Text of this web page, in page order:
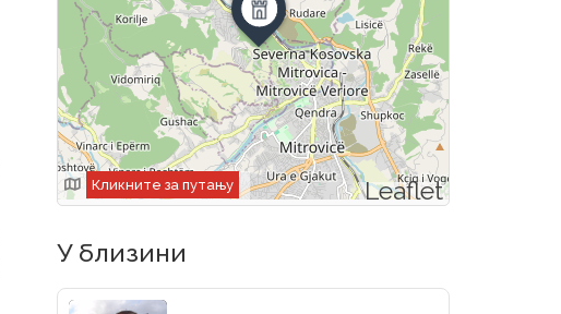
Leaflet
Кликните за путању
У близини